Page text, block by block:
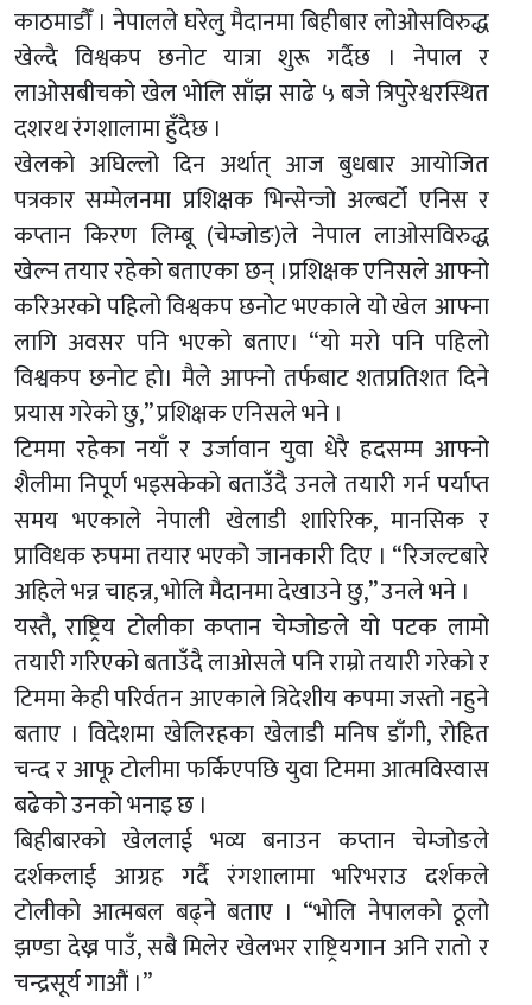
काठमाडौँ । नेपालले घरेलु मैदानमा बिहीबार लोओसविरुद्ध
खेल्दै विश्वकप छनोट यात्रा शुरू गर्दैछ । नेपाल र
लाओसबीचको खेल भोलि साँझ साढे ५ बजे त्रिपुरेश्वरस्थित
दशरथ रंगशालामा हुँदैछ ।
खेलको अघिल्लो दिन अर्थात् आज बुधबार आयोजित
पत्रकार सम्मेलनमा प्रशिक्षक भिन्सेन्जो अल्बर्टो एनिस र
कप्तान किरण लिम्बू (चेम्जोङ)ले नेपाल लाओसविरुद्ध
खेल्न तयार रहेको बताएका छन् ।प्रशिक्षक एनिसले आफ्नो
करिअरको पहिलो विश्वकप छनोट भएकाले यो खेल आफ्ना
लागि अवसर पनि भएको बताए। “यो मरो पनि पहिलो
विश्वकप छनोट हो। मैले आफ्नो तर्फबाट शतप्रतिशत दिने
प्रयास गरेको छु,” प्रशिक्षक एनिसले भने ।
टिममा रहेका नयाँ र उर्जावान युवा धेरै हदसम्म आफ्नो
शैलीमा निपूर्ण भइसकेको बताउँदै उनले तयारी गर्न पर्याप्त
समय भएकाले नेपाली खेलाडी शारिरिक, मानसिक र
प्राविधक रुपमा तयार भएको जानकारी दिए । “रिजल्टबारे
अहिले भन्न चाहन्न, भोलि मैदानमा देखाउने छु,” उनले भने ।
यस्तै, राष्ट्रिय टोलीका कप्तान चेम्जोङले यो पटक लामो
तयारी गरिएको बताउँदै लाओसले पनि राम्रो तयारी गरेको र
टिममा केही परिर्वतन आएकाले त्रिदेशीय कपमा जस्तो नहुने
बताए । विदेशमा खेलिरहका खेलाडी मनिष डाँगी, रोहित
चन्द र आफू टोलीमा फर्किएपछि युवा टिममा आत्मविस्वास
बढेको उनको भनाइ छ ।
बिहीबारको खेललाई भव्य बनाउन कप्तान चेम्जोङले
दर्शकलाई आग्रह गर्दै रंगशालामा भरिभराउ दर्शकले
टोलीको आत्मबल बढ्ने बताए । “भोलि नेपालको ठूलो
झण्डा देख्न पाउँ, सबै मिलेर खेलभर राष्ट्रियगान अनि रातो र
चन्द्रसूर्य गाऔं ।”